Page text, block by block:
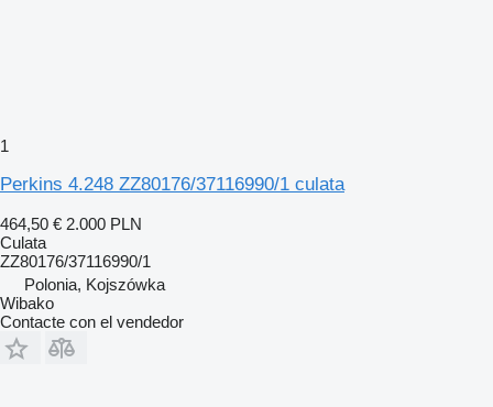
1
Perkins 4.248 ZZ80176/37116990/1 culata
464,50 € 2.000 PLN
Culata
ZZ80176/37116990/1
Polonia, Kojszówka
Wibako
Contacte con el vendedor